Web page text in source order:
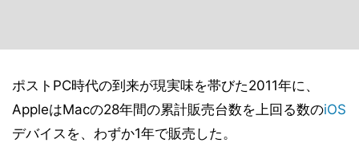
ポストPC時代の到来が現実味を帯びた2011年に、
AppleはMacの28年間の累計販売台数を上回る数のiOS
デバイスを、わずか1年で販売した。